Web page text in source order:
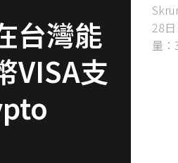
台灣能
VISA支
28
量：